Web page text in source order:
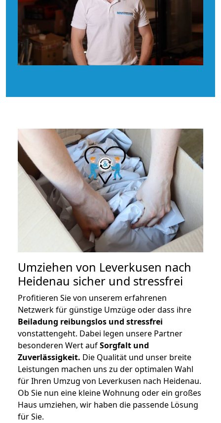
Umziehen von Leverkusen nach
Heidenau sicher und stressfrei
Profitieren Sie von unserem erfahrenen
Netzwerk für günstige Umzüge oder dass ihre
Beiladung reibungslos und stressfrei
vonstattengeht. Dabei legen unsere Partner
besonderen Wert aufSorgfalt und
Zuverlässigkeit. Die Qualität und unser breite
Leistungen machen uns zu der optimalen Wahl
für Ihren Umzug von Leverkusen nach Heidenau.
Ob Sie nun eine kleine Wohnung oder ein großes
Haus umziehen, wir haben die passende Lösung
für Sie.